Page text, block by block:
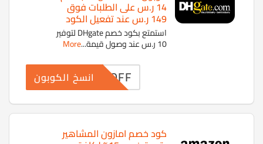
14 ر.س على الطلبات فوق
149 ر.س عند تفعيل الكود
استمتع بكود خصم DHgate لتوفير
10 ر.س عند وصول قيمة ...
More
6FEB4OFFانسخ الكوبون
كود خصم امازون المشاهير